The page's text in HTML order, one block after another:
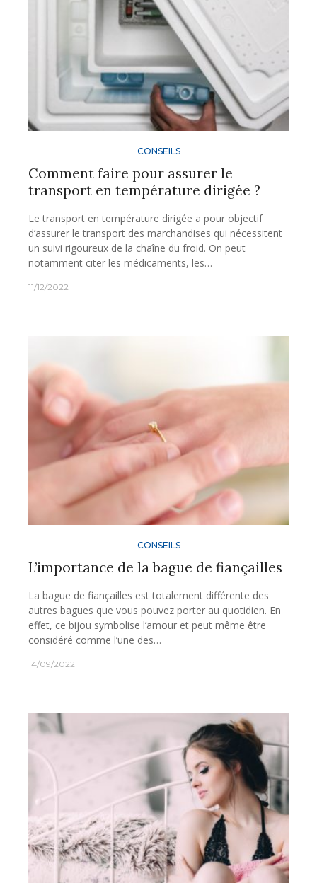
CONSEILS
Comment faire pour assurer le
transport en température dirigée ?
Le transport en température dirigée a pour objectif
d’assurer le transport des marchandises qui nécessitent
un suivi rigoureux de la chaîne du froid. On peut
notamment citer les médicaments, les…
11/12/2022
CONSEILS
L’importance de la bague de fiançailles
La bague de fiançailles est totalement différente des
autres bagues que vous pouvez porter au quotidien. En
effet, ce bijou symbolise l’amour et peut même être
considéré comme l’une des…
14/09/2022